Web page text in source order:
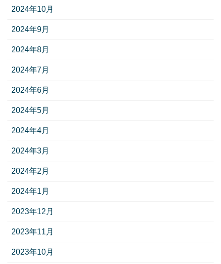
2024年10月
2024年9月
2024年8月
2024年7月
2024年6月
2024年5月
2024年4月
2024年3月
2024年2月
2024年1月
2023年12月
2023年11月
2023年10月